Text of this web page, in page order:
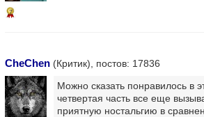
7
CheChen (Критик), постов: 17836
Можно сказать понравилось в
четвертая часть все еще
приятную ностальгию в